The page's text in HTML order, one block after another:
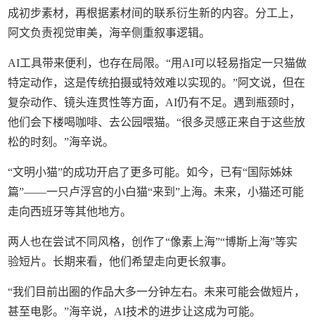
成初步素材，再根据素材间的联系衍生新的内容。分工上，
阿文负责视觉审美，海辛侧重叙事逻辑。
AI工具带来便利，也存在局限。“用AI可以轻易指定一只猫做
特定动作，这是传统拍摄或特效难以实现的。”阿文说，但在
复杂动作、镜头连贯性等方面，AI仍有不足。遇到瓶颈时，
他们会下楼喝咖啡、去公园喂猫。“很多灵感正来自于这些放
松的时刻。”海辛说。
“文明小猫”的成功开启了更多可能。如今，已有“国际姊妹
篇”——一只卢浮宫的小白猫“来到”上海。未来，小猫还可能
走向西班牙等其他地方。
两人也在尝试不同风格，创作了“像素上海”“博斯上海”等实
验短片。长期来看，他们希望走向更长叙事。
“我们目前出圈的作品大多一分钟左右。未来可能会做短片，
甚至电影。”海辛说，AI技术的进步让这成为可能。